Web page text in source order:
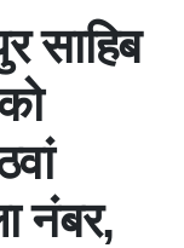
साहिब
नंबर,